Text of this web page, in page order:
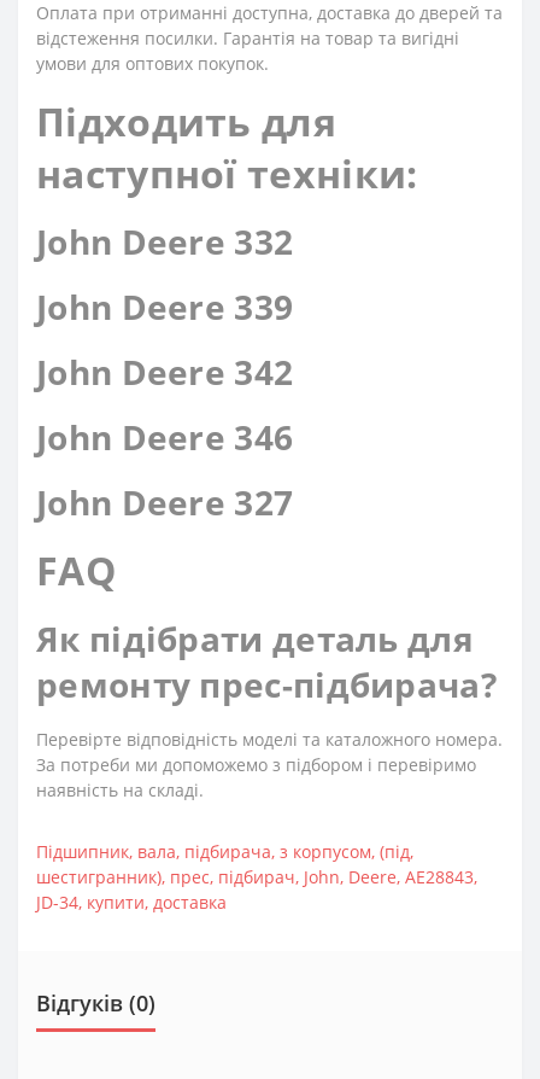
Оплата при отриманні доступна, доставка до дверей та
відстеження посилки. Гарантія на товар та вигідні
умови для оптових покупок.
Підходить для
наступної техніки:
John Deere 332
John Deere 339
John Deere 342
John Deere 346
John Deere 327
FAQ
Як підібрати деталь для
ремонту прес-підбирача?
Перевірте відповідність моделі та каталожного номера.
За потреби ми допоможемо з підбором і перевіримо
наявність на складі.
Підшипник, вала, підбирача, з корпусом, (під,
шестигранник), прес, підбирач, John, Deere, AE28843,
JD-34, купити, доставка
Відгуків (0)